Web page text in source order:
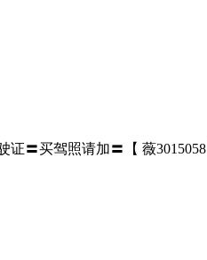
〓买驾照请加〓【 薇